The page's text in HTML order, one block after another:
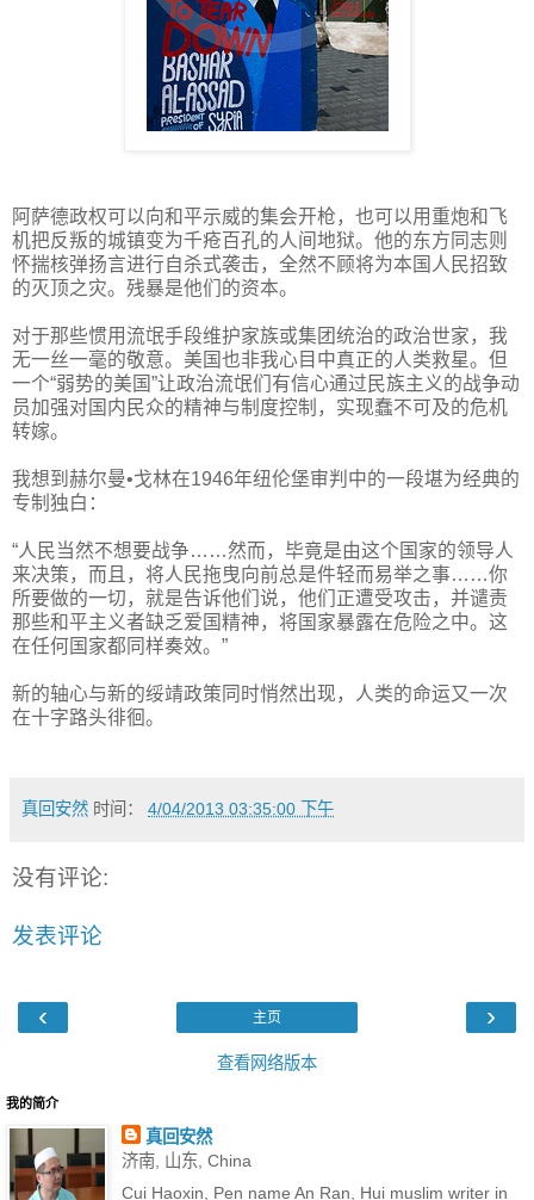
阿萨德政权可以向和平示威的集会开枪，也可以用重炮和飞
机把反叛的城镇变为千疮百孔的人间地狱。他的东方同志则
怀揣核弹扬言进行自杀式袭击，全然不顾将为本国人民招致
的灭顶之灾。残暴是他们的资本。
对于那些惯用流氓手段维护家族或集团统治的政治世家，我
无一丝一毫的敬意。美国也非我心目中真正的人类救星。但
一个“弱势的美国”让政治流氓们有信心通过民族主义的战争动
员加强对国内民众的精神与制度控制，实现蠢不可及的危机
转嫁。
我想到赫尔曼•戈林在1946年纽伦堡审判中的一段堪为经典的
专制独白：
“人民当然不想要战争……然而，毕竟是由这个国家的领导人
来决策，而且，将人民拖曳向前总是件轻而易举之事……你
所要做的一切，就是告诉他们说，他们正遭受攻击，并谴责
那些和平主义者缺乏爱国精神，将国家暴露在危险之中。这
在任何国家都同样奏效。”
新的轴心与新的绥靖政策同时悄然出现，人类的命运又一次
在十字路头徘徊。
真回安然 时间： 4/04/2013 03:35:00 下午
没有评论:
发表评论
‹ ›
主页
查看网络版本
我的简介
真回安然
济南, 山东, China
Cui Haoxin, Pen name An Ran, Hui muslim writer in